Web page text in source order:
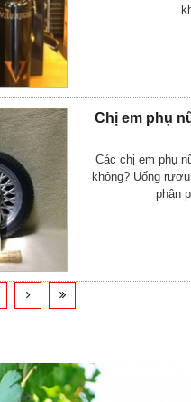
Chị em phụ
Các chị em phụ
không? Uống
phân